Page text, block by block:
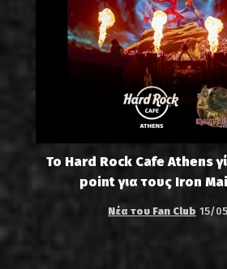
Το Hard Rock Cafe Athens
point για τους Iron
Νέα του Fan Club 15/